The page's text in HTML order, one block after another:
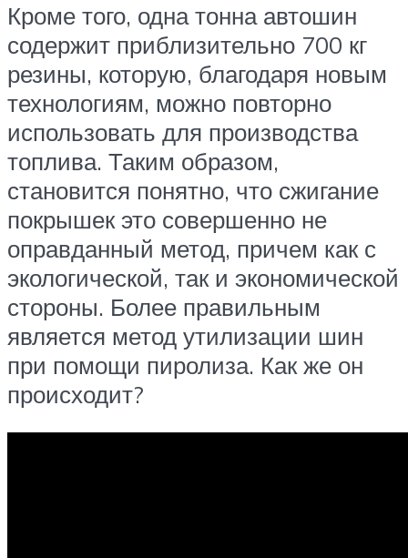
Кроме того, одна тонна автошин
содержит приблизительно 700 кг
резины, которую, благодаря новым
технологиям, можно повторно
использовать для производства
топлива. Таким образом,
становится понятно, что сжигание
покрышек это совершенно не
оправданный метод, причем как с
экологической, так и экономической
стороны. Более правильным
является метод утилизации шин
при помощи пиролиза. Как же он
происходит?